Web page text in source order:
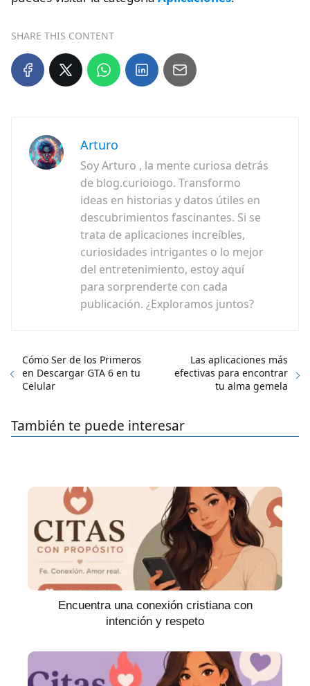
SHARE THIS CONTENT
Arturo
Soy Arturo , la mente curiosa detrás
de blog.curioiogo. Transformo
ideas en historias y datos útiles en
descubrimientos fascinantes. Si se
trata de aplicaciones increíbles,
curiosidades intrigantes o lo mejor
del entretenimiento, estoy aquí
para sorprenderte con cada
publicación. ¿Exploramos juntos?
Cómo Ser de los Primeros
en Descargar GTA 6 en tu
Celular
Las aplicaciones más
efectivas para encontrar
tu alma gemela
También te puede interesar
Encuentra una conexión cristiana con
intención y respeto